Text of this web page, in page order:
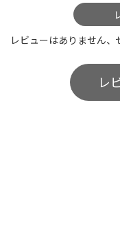
レビューはありません、
レ